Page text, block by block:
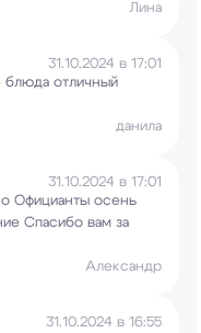
Лина
31.10.2024 в 17:01
блюда отличный
данила
31.10.2024 в 17:01
Официанты осень
Спасибо вам за
Александр
31.10.2024 в 16:55